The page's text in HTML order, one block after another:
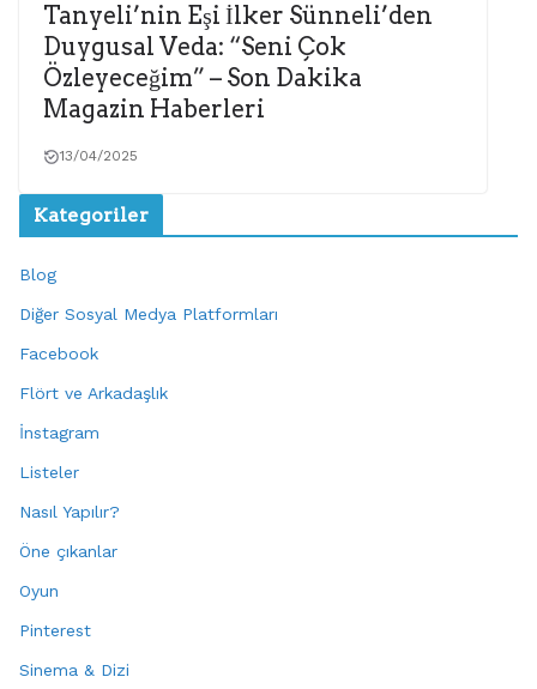
Tanyeli’nin Eşi İlker Sünneli’den
Duygusal Veda: “Seni Çok
Özleyeceğim” – Son Dakika
Magazin Haberleri
13/04/2025
Kategoriler
Blog
Diğer Sosyal Medya Platformları
Facebook
Flört ve Arkadaşlık
İnstagram
Listeler
Nasıl Yapılır?
Öne çıkanlar
Oyun
Pinterest
Sinema & Dizi